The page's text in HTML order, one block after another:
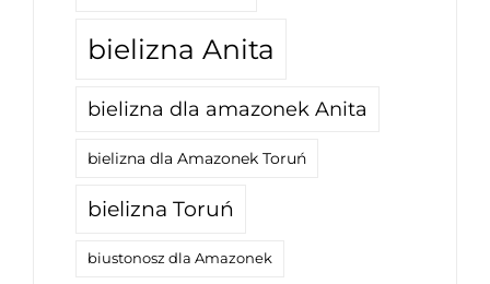
bielizna Anita
bielizna dla amazonek Anita
bielizna dla Amazonek Toruń
bielizna Toruń
biustonosz dla Amazonek